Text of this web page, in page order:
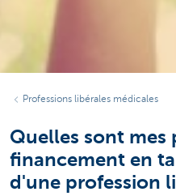
Professions libérales médicales
Quelles sont mes
financement en
d'une profession